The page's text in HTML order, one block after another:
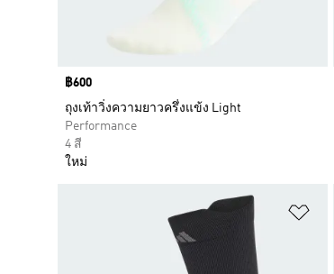
Price
฿600
ถุงเท้าวิ่งความยาวครึ่งแข้ง Light
Performance
4 สี
ใหม่